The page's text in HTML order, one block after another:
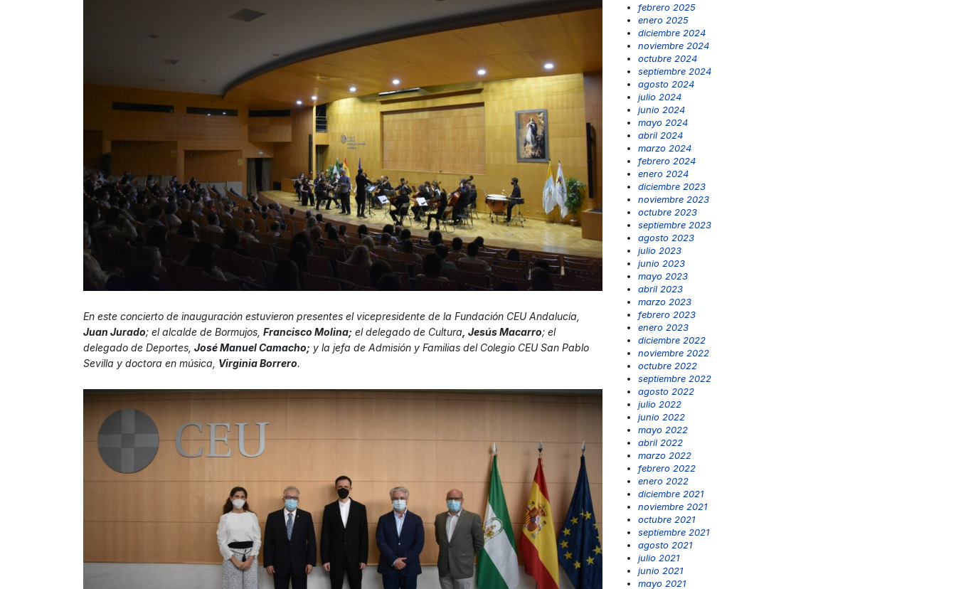
En este concierto de inauguración estuvieron presentes el vicepresidente de la Fundación CEU Andalucía,
Juan Jurado; el alcalde de Bormujos, Francisco Molina; el delegado de Cultura , Jesús Macarro; el
delegado de Deportes, José Manuel Camacho; y la jefa de Admisión y Familias del Colegio CEU San Pablo
Sevilla y doctora en música, Virginia Borrero.
febrero 2025
enero 2025
diciembre 2024
noviembre 2024
octubre 2024
septiembre 2024
agosto 2024
julio 2024
junio 2024
mayo 2024
abril 2024
marzo 2024
febrero 2024
enero 2024
diciembre 2023
noviembre 2023
octubre 2023
septiembre 2023
agosto 2023
julio 2023
junio 2023
mayo 2023
abril 2023
marzo 2023
febrero 2023
enero 2023
diciembre 2022
noviembre 2022
octubre 2022
septiembre 2022
agosto 2022
julio 2022
junio 2022
mayo 2022
abril 2022
marzo 2022
febrero 2022
enero 2022
diciembre 2021
noviembre 2021
octubre 2021
septiembre 2021
agosto 2021
julio 2021
junio 2021
mayo 2021